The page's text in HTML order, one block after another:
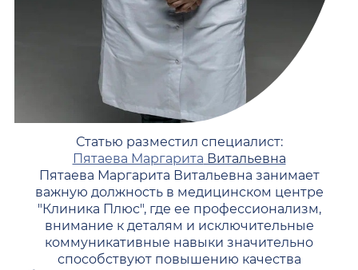
Статью разместил специалист:
Пятаева Маргарита Витальевна
Пятаева Маргарита Витальевна занимает
важную должность в медицинском центре
"Клиника Плюс", где ее профессионализм,
внимание к деталям и исключительные
коммуникативные навыки значительно
способствуют повышению качества